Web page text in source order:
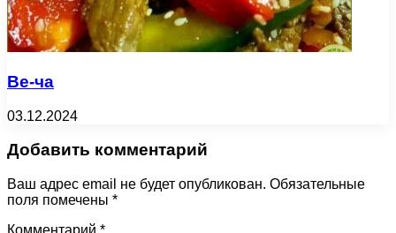
Ве-ча
03.12.2024
Добавить комментарий
Ваш адрес email не будет опубликован. Обязательные
поля помечены *